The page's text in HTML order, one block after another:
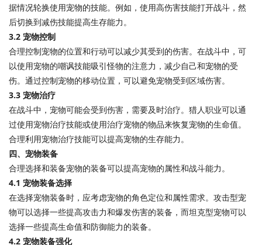
据情况轮换使用宠物的技能。例如，使用高伤害技能打开战斗，然
后切换到减伤技能提高生存能力。
3.2 宠物控制
合理控制宠物的位置和行动可以减少其受到的伤害。在战斗中，可
以使用宠物的嘲讽技能吸引怪物的注意力，减少自己和宠物的受
伤。通过控制宠物的移动位置，可以避免宠物受到区域伤害。
3.3 宠物治疗
在战斗中，宠物可能会受到伤害，需要及时治疗。猎人职业可以通
过使用宠物治疗技能或使用治疗宠物的物品来恢复宠物的生命值。
合理利用宠物治疗技能可以提高宠物的生存能力。
四、宠物装备
合理选择和装备宠物的装备可以提高宠物的属性和战斗能力。
4.1 宠物装备选择
在选择宠物装备时，应考虑宠物的角色定位和属性需求。攻击型宠
物可以选择一些提高攻击力和爆发伤害的装备，而坦克型宠物可以
选择一些提高生命值和防御能力的装备。
4.2 宠物装备强化